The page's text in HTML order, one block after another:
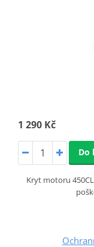
1 290 Kč
Do
Kryt motoru